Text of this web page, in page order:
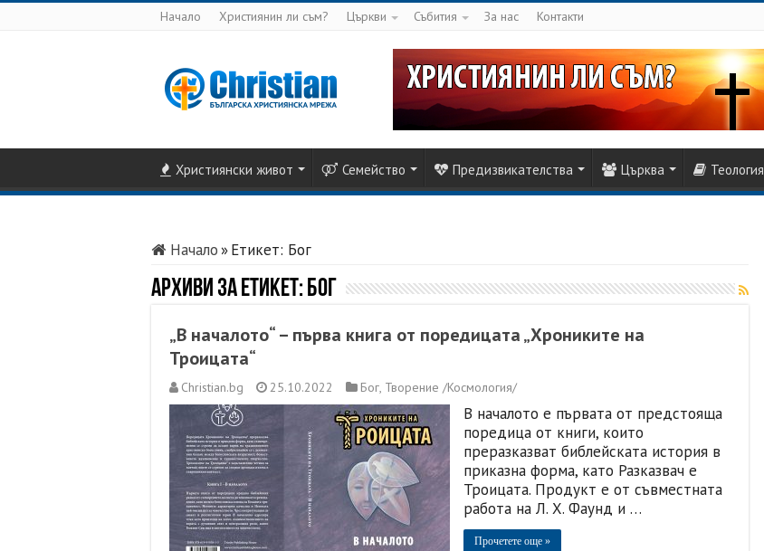
Начало Християнин ли съм? Църкви Събития За нас Контакти
Християнски живот Семейство Предизвикателства Църква Теология
Начало»Етикет: Бог
Архиви за етикет: Бог
„В началото“ – първа книга от поредицата „Хрониките на
Троицата“
Christian.bg 25.10.2022 Бог, Творение /Космология/
В началото е първата от предстояща
поредица от книги, които
преразказват библейската история в
приказна форма, като Разказвач е
Троицата. Продукт е от съвместната
работа на Л. Х. Фаунд и …
Прочетете още »